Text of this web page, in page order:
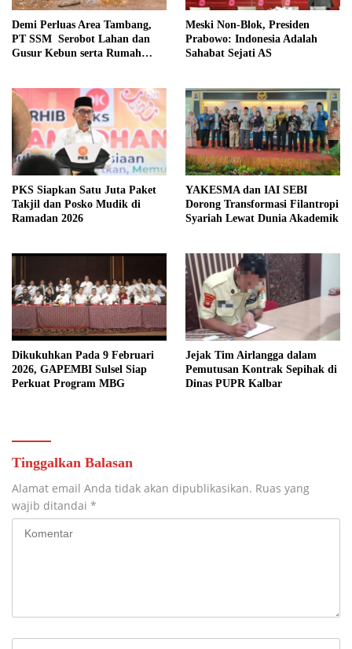
Demi Perluas Area Tambang,
PT SSM Serobot Lahan dan
Gusur Kebun serta Rumah
Meski Non-Blok, Presiden
Prabowo: Indonesia Adalah
Sahabat Sejati AS
PKS Siapkan Satu Juta Paket
Takjil dan Posko Mudik di
Ramadan 2026
YAKESMA dan IAI SEBI
Dorong Transformasi Filantropi
Syariah Lewat Dunia Akademik
Dikukuhkan Pada 9 Februari
2026, GAPEMBI Sulsel Siap
Perkuat Program MBG
Jejak Tim Airlangga dalam
Pemutusan Kontrak Sepihak di
Dinas PUPR Kalbar
Tinggalkan Balasan
Alamat email Anda tidak akan dipublikasikan. Ruas yang
wajib ditandai *